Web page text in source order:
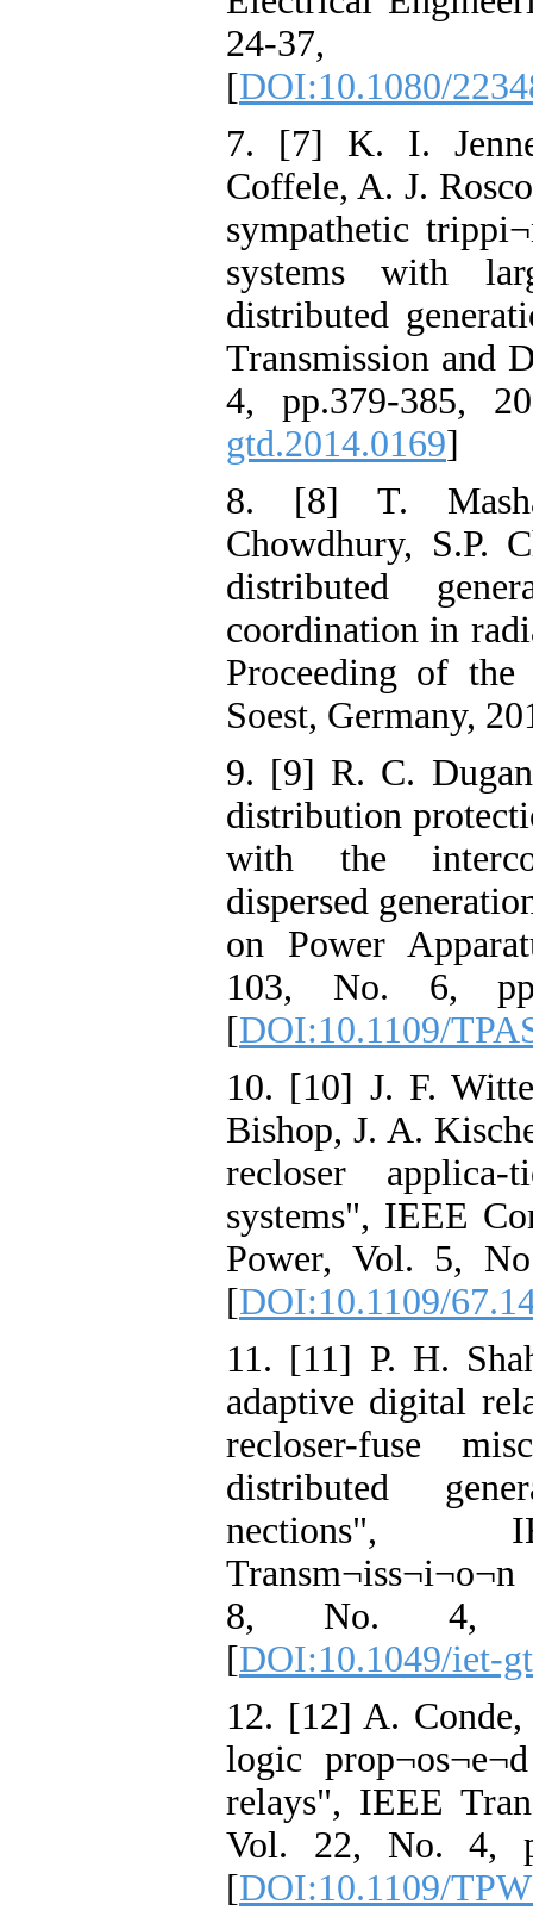
24-
[DOI:10.1080/
7. [7] K. I.
Coffele, A. J.
sympathetic
systems with
distributed
Transmission and
4, pp.379-385,
gtd.2014.0169]
8. [8] T.
Chowdhury, S.P.
distributed
coordination in
Proceeding of
Soest, Germany,
9. [9] R. C.
distribution
with the
dispersed
on Power
103, No. 6,
[DOI:10.1109/
10. [10] J. F.
Bishop, J. A.
recloser
systems", IEEE
Power, Vol. 5,
[DOI:10.1109/
11. [11] P. H.
adaptive digital
recloser-fuse
distributed
nections",
8, No. 4,
[DOI:10.1049/iet-
12. [12] A. Conde,
logic
relays", IEEE
Vol. 22, No. 4,
[DOI:10.1109/